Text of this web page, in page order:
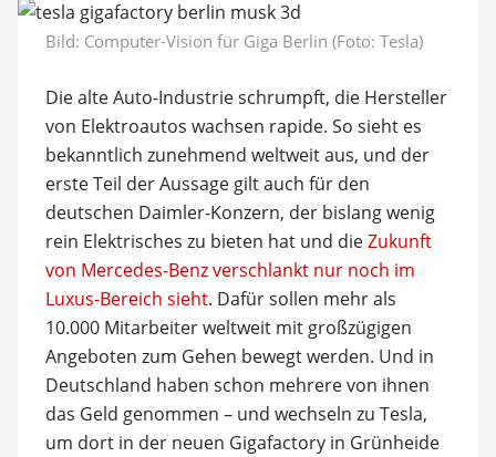
Bild: Computer-Vision für Giga Berlin (Foto: Tesla)
Die alte Auto-Industrie schrumpft, die Hersteller
von Elektroautos wachsen rapide. So sieht es
bekanntlich zunehmend weltweit aus, und der
erste Teil der Aussage gilt auch für den
deutschen Daimler-Konzern, der bislang wenig
rein Elektrisches zu bieten hat und dieZukunft
von Mercedes-Benz verschlankt nur noch im
Luxus-Bereich sieht. Dafür sollen mehr als
10.000 Mitarbeiter weltweit mit großzügigen
Angeboten zum Gehen bewegt werden. Und in
Deutschland haben schon mehrere von ihnen
das Geld genommen – und wechseln zu Tesla,
um dort in der neuen Gigafactory in Grünheide